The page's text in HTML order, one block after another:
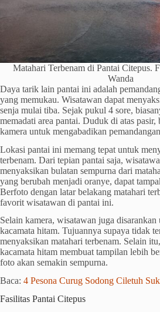
Matahari Terbenam di Pantai Citepus.
Wanda
Daya tarik lain pantai ini adalah
yang memukau. Wisatawan dapat
senja mulai tiba. Sejak pukul 4 sore,
memadati area pantai. Duduk di atas pasir,
kamera untuk mengabadikan
Lokasi pantai ini memang tepat untuk
terbenam. Dari tepian pantai saja,
menyaksikan bulatan sempurna dari
yang berubah menjadi oranye, dapat
Berfoto dengan latar belakang matahari
favorit wisatawan di pantai ini.
Selain kamera, wisatawan juga disarankan
kacamata hitam. Tujuannya supaya tidak
menyaksikan matahari terbenam. Selain
kacamata hitam membuat tampilan lebih
foto akan semakin sempurna.
Baca: 4 Pesona Curug Sodong Ciletuh
Fasilitas Pantai Citepus